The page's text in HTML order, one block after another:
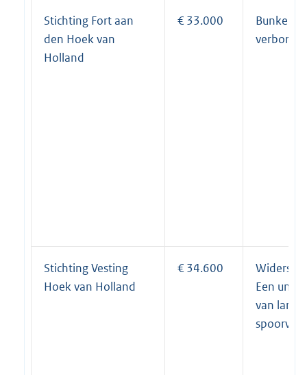
Stichting Fort aan
den Hoek van
Holland
€ 33.000
Bunker
Stichting Vesting
Hoek van Holland
€ 34.600
Een
van